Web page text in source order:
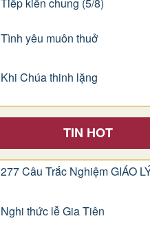
Tiếp kiến chung (5/8)
Tình yêu muôn thuở
Khi Chúa thinh lặng
TIN HOT
277 Câu Trắc Nghiệm GIÁO
Nghi thức lễ Gia Tiên